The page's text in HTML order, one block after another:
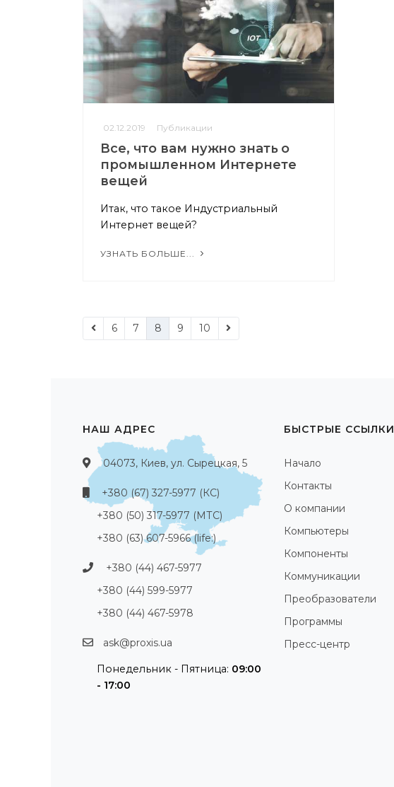
02.12.2019 Публикации
Все, что вам нужно знать о
промышленном Интернете
вещей
Итак, что такое Индустриальный
Интернет вещей?
УЗНАТЬ БОЛЬШЕ...
6 7 8 9 10
НАШ АДРЕС
04073, Киев, ул. Сырецкая, 5
+380 (67) 327-5977 (КС)
+380 (50) 317-5977 (МТС)
+380 (63) 607-5966 (life:)
+380 (44) 467-5977
+380 (44) 599-5977
+380 (44) 467-5978
ask@proxis.ua
Понедельник - Пятница: 09:00
- 17:00
БЫСТРЫЕ ССЫЛКИ
Начало
Контакты
О компании
Компьютеры
Компоненты
Коммуникации
Преобразователи
Программы
Пресс-центр